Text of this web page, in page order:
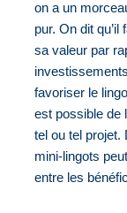
on a un
pur. On dit
sa valeur par
favoriser le
est possible de
tel ou tel projet.
mini-lingots
entre les